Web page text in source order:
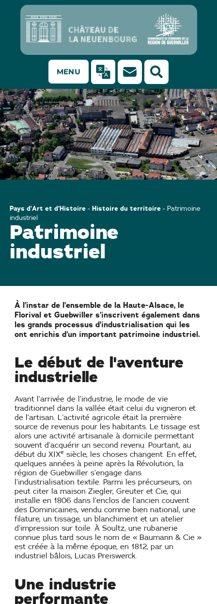
MENU
Pays d’Art et d’Histoire - Histoire du territoire - Patrimoine
industriel
Patrimoine
industriel
À l’instar de l’ensemble de la Haute-Alsace, le
Florival et Guebwiller s’inscrivent également dans
les grands processus d’industrialisation qui les
ont enrichis d’un important patrimoine industriel.
Le début de l'aventure
industrielle
Avant l’arrivée de l’industrie, le mode de vie
traditionnel dans la vallée était celui du vigneron et
de l’artisan. L’activité agricole était la première
source de revenus pour les habitants. Le tissage est
alors une activité artisanale à domicile permettant
souvent d’acquérir un second revenu. Pourtant, au
début du XIXe siècle, les choses changent. En effet,
quelques années à peine après la Révolution, la
région de Guebwiller s’engage dans
l’industrialisation textile. Parmi les précurseurs, on
peut citer la maison Ziegler, Greuter et Cie, qui
installe en 1806 dans l’enclos de l’ancien couvent
des Dominicaines, vendu comme bien national, une
filature, un tissage, un blanchiment et un atelier
d’impression sur toile. À Soultz, une rubanerie
connue plus tard sous le nom de « Baumann & Cie »
est créée à la même époque, en 1812, par un
industriel bâlois, Lucas Preiswerck.
Une industrie
performante